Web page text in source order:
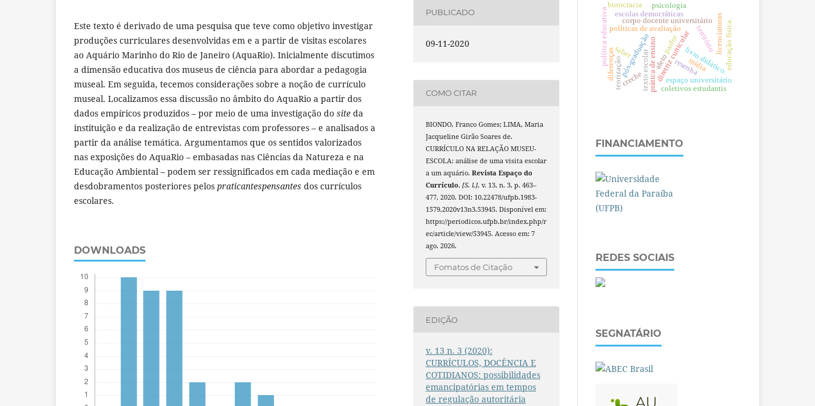
Este texto é derivado de uma pesquisa que teve como objetivo investigar
produções curriculares desenvolvidas em e a partir de visitas escolares
ao Aquário Marinho do Rio de Janeiro (AquaRio). Inicialmente discutimos
a dimensão educativa dos museus de ciência para abordar a pedagogia
museal. Em seguida, tecemos considerações sobre a noção de currículo
museal. Localizamos essa discussão no âmbito do AquaRio a partir dos
dados empíricos produzidos – por meio de uma investigação do site da
instituição e da realização de entrevistas com professores – e analisados a
partir da análise temática. Argumentamos que os sentidos valorizados
nas exposições do AquaRio – embasadas nas Ciências da Natureza e na
Educação Ambiental – podem ser ressignificados em cada mediação e em
desdobramentos posteriores pelos praticantespensantes dos currículos
escolares.
DOWNLOADS
PUBLICADO
09-11-2020
COMO CITAR
BIONDO, Franco Gomes; LIMA, Maria
Jacqueline Girão Soares de.
CURRÍCULO NA RELAÇÃO MUSEU-
ESCOLA: análise de uma visita escolar
a um aquário.Revista Espaço do
Currículo,[S. l.], v. 13, n. 3, p. 463–
477, 2020. DOI: 10.22478/ufpb.1983-
1579.2020v13n3.53945. Disponível em:
https://periodicos.ufpb.br/index.php/r
ec/article/view/53945. Acesso em: 7
ago. 2026.
Fomatos de Citação
EDIÇÃO
v. 13 n. 3 (2020):
CURRÍCULOS, DOCÊNCIA E
COTIDIANOS: possibilidades
emancipatórias em tempos
de regulação autoritária
resenha
território
diretriz curricular
prática de ensino
texto escolar
políticas de avaliação
espaço universitário
pós-graduação
saber
corpo docente universitário
política educativa mídia
livro didático.
escolas democráticas licenciaturas
parfor e
d
u
c
a
ç
ã
o
f
í
s
i
c
a
.
creche
psicologia
coletivos estudantis
teorização
diferenças afeto
burocracia
FINANCIAMENTO
REDES SOCIAIS
SEGNATÁRIO